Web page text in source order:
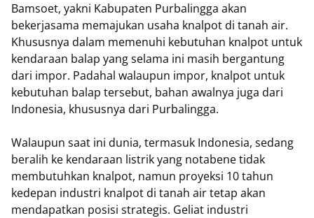
Bamsoet, yakni Kabupaten Purbalingga akan
bekerjasama memajukan usaha knalpot di tanah air.
Khususnya dalam memenuhi kebutuhan knalpot untuk
kendaraan balap yang selama ini masih bergantung
dari impor. Padahal walaupun impor, knalpot untuk
kebutuhan balap tersebut, bahan awalnya juga dari
Indonesia, khususnya dari Purbalingga.
Walaupun saat ini dunia, termasuk Indonesia, sedang
beralih ke kendaraan listrik yang notabene tidak
membutuhkan knalpot, namun proyeksi 10 tahun
kedepan industri knalpot di tanah air tetap akan
mendapatkan posisi strategis. Geliat industri